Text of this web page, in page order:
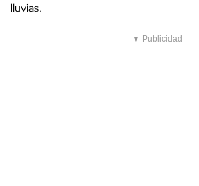
lluvias.
▼ Publicidad